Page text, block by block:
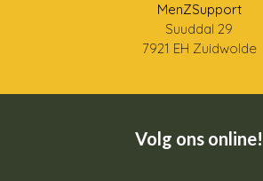
MenZSupport
Suuddal 29
7921 EH Zuidwolde
Volg ons online!